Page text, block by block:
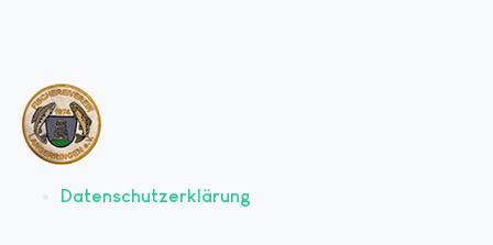
Datenschutzerklärung